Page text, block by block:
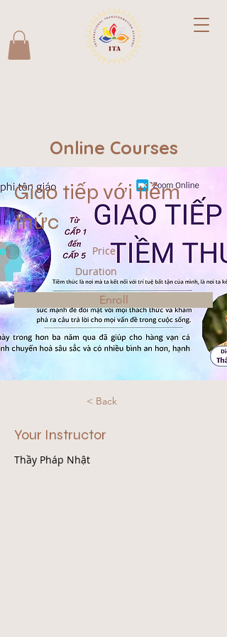
Online Courses
Giao tiếp với tiềm
thức
Price
Duration
Enroll
< Back
Your Instructor
Thầy Pháp Nhật